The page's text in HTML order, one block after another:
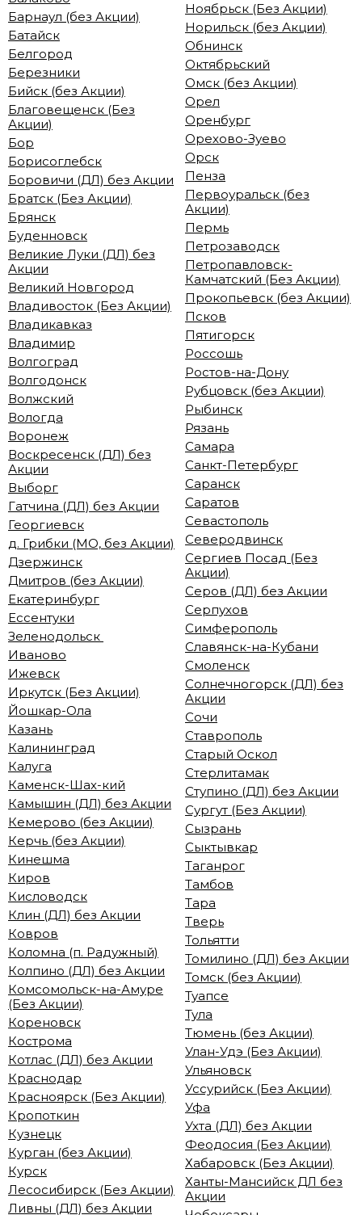
Барнаул (без Акции)
Батайск
Белгород
Березники
Бийск (без Акции)
Благовещенск (Без
Акции)
Бор
Борисоглебск
Боровичи (ДЛ) без Акции
Братск (Без Акции)
Брянск
Буденновск
Великие Луки (ДЛ) без
Акции
Великий Новгород
Владивосток (Без Акции)
Владикавказ
Владимир
Волгоград
Волгодонск
Волжский
Вологда
Воронеж
Воскресенск (ДЛ) без
Акции
Выборг
Гатчина (ДЛ) без Акции
Георгиевск
д. Грибки (МО, без Акции)
Дзержинск
Дмитров (без Акции)
Екатеринбург
Ессентуки
Зеленодольск
Иваново
Ижевск
Иркутск (Без Акции)
Йошкар-Ола
Казань
Калининград
Калуга
Каменск-Шах-кий
Камышин (ДЛ) без Акции
Кемерово (без Акции)
Керчь (без Акции)
Кинешма
Киров
Кисловодск
Клин (ДЛ) без Акции
Ковров
Коломна (п. Радужный)
Колпино (ДЛ) без Акции
Комсомольск-на-Амуре
(Без Акции)
Кореновск
Кострома
Котлас (ДЛ) без Акции
Краснодар
Красноярск (Без Акции)
Кропоткин
Кузнецк
Курган (без Акции)
Курск
Лесосибирск (Без Акции)
Ливны (ДЛ) без Акции
Ноябрьск (Без Акции)
Норильск (без Акции)
Обнинск
Октябрьский
Омск (без Акции)
Орел
Оренбург
Орехово-Зуево
Орск
Пенза
Первоуральск (без
Акции)
Пермь
Петрозаводск
Петропавловск-
Камчатский (Без Акции)
Прокопьевск (без Акции)
Псков
Пятигорск
Россошь
Ростов-на-Дону
Рубцовск (без Акции)
Рыбинск
Рязань
Самара
Санкт-Петербург
Саранск
Саратов
Севастополь
Северодвинск
Сергиев Посад (Без
Акции)
Серов (ДЛ) без Акции
Серпухов
Симферополь
Славянск-на-Кубани
Смоленск
Солнечногорск (ДЛ) без
Акции
Сочи
Ставрополь
Старый Оскол
Стерлитамак
Ступино (ДЛ) без Акции
Сургут (Без Акции)
Сызрань
Сыктывкар
Таганрог
Тамбов
Тара
Тверь
Тольятти
Томилино (ДЛ) без Акции
Томск (без Акции)
Туапсе
Тула
Тюмень (без Акции)
Улан-Удэ (Без Акции)
Ульяновск
Уссурийск (Без Акции)
Уфа
Ухта (ДЛ) без Акции
Феодосия (Без Акции)
Хабаровск (Без Акции)
Ханты-Мансийск ДЛ без
Акции